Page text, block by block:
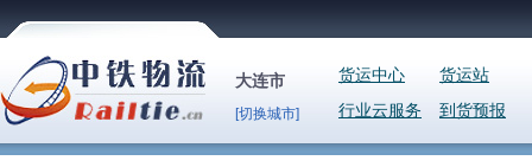
大连市
[切换城市]
货运站
货运中心
到货预报
行业云服务